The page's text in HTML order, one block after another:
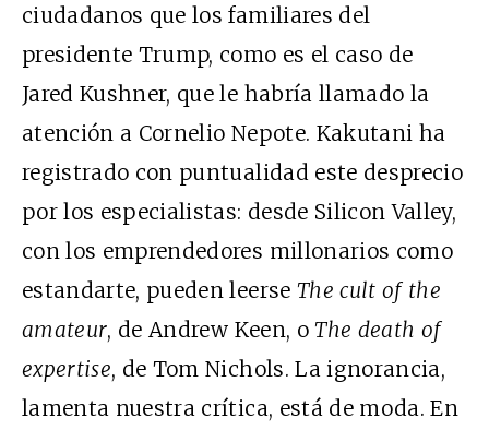
ciudadanos que los familiares del
presidente Trump, como es el caso de
Jared Kushner, que le habría llamado la
atención a Cornelio Nepote. Kakutani ha
registrado con puntualidad este desprecio
por los especialistas: desde Silicon Valley,
con los emprendedores millonarios como
estandarte, pueden leerse The cult of the
amateur, de Andrew Keen, oThe death of
expertise, de Tom Nichols. La ignorancia,
lamenta nuestra crítica, está de moda. En